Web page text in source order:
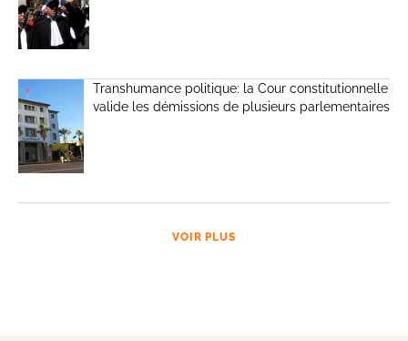
Transhumance politique: la Cour constitutionnelle
valide les démissions de plusieurs parlementaires
VOIR PLUS